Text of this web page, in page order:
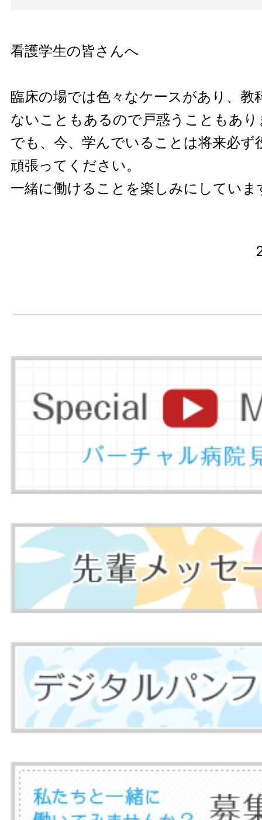
看護学生の皆さんへ
臨床の場では色々なケースがあり、教
ないこともあるので戸惑うこともあり
でも、今、学んでいることは将来必ず
頑張ってください。
一緒に働けることを楽しみにしていま